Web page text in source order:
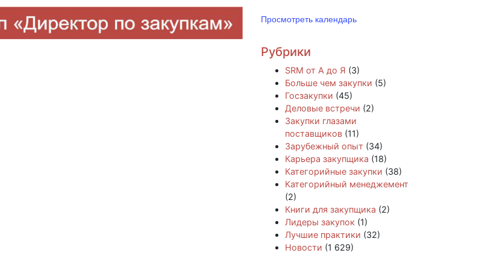
Просмотреть календарь
Рубрики
SRM от А до Я (3)
Больше чем закупки (5)
Госзакупки (45)
Деловые встречи (2)
Закупки глазами
поставщиков (11)
Зарубежный опыт (34)
Карьера закупщика (18)
Категорийные закупки (38)
Категорийный менеджемент
(2)
Книги для закупщика (2)
Лидеры закупок (1)
Лучшие практики (32)
Новости (1 629)